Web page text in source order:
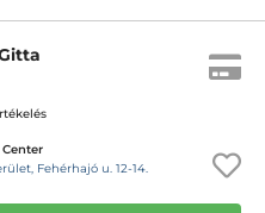
Fehérhajó u. 12-14.